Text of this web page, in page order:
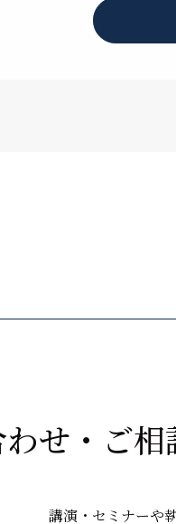
ています。
せ・ご相
講演・セミナーや